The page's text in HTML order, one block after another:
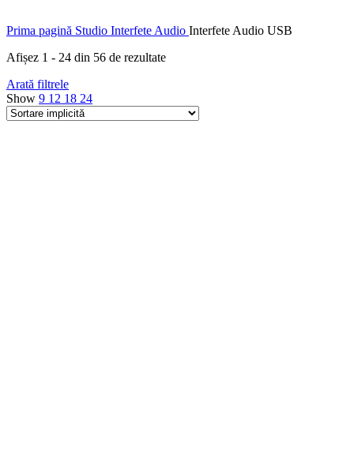
Prima pagină Studio Interfete Audio Interfete Audio USB
Afișez 1 - 24 din 56 de rezultate
Arată filtrele
Show 9 12 18 24